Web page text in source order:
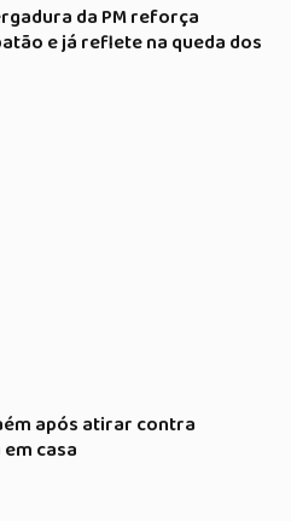
da PM reforça
e já reflete na queda dos
após atirar contra
casa